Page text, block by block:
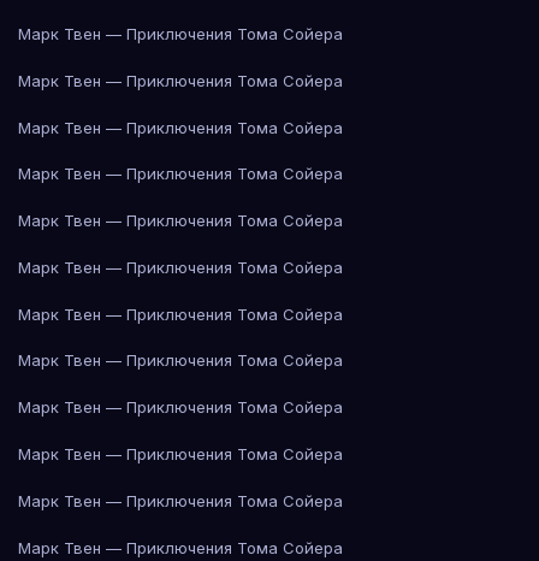
Марк Твен — Приключения Тома Сойера
Марк Твен — Приключения Тома Сойера
Марк Твен — Приключения Тома Сойера
Марк Твен — Приключения Тома Сойера
Марк Твен — Приключения Тома Сойера
Марк Твен — Приключения Тома Сойера
Марк Твен — Приключения Тома Сойера
Марк Твен — Приключения Тома Сойера
Марк Твен — Приключения Тома Сойера
Марк Твен — Приключения Тома Сойера
Марк Твен — Приключения Тома Сойера
Марк Твен — Приключения Тома Сойера